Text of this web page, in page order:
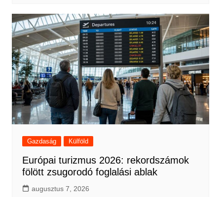
Gazdaság Külföld
Európai turizmus 2026: rekordszámok
fölött zsugorodó foglalási ablak
augusztus 7, 2026